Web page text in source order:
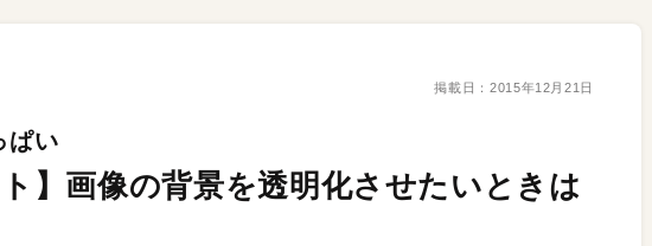
掲載日： 2015年12月21日
ぱい
】画像の背景を透明化させたいときは